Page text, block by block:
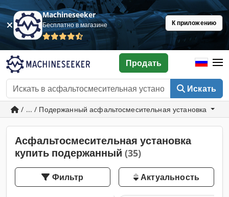
Machineseeker
Бесплатно в магазине К приложению
Искать
Продать
/ ... / Подержанный асфальтосмесительная установка
Асфальтосмесительная установка
купить подержанный (35)
Фильтр Актуальность